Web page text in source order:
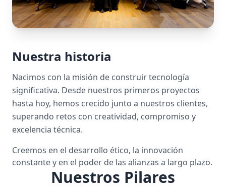
Nuestra historia
Nacimos con la misión de construir tecnología
significativa. Desde nuestros primeros proyectos
hasta hoy, hemos crecido junto a nuestros clientes,
superando retos con creatividad, compromiso y
excelencia técnica.
Creemos en el desarrollo ético, la innovación
constante y en el poder de las alianzas a largo plazo.
Nuestros Pilares